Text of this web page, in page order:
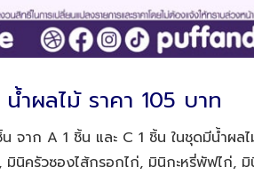
ำผลไม้ ราคา 105 บาท
าก A 1 ชิ้น และ C 1 ชิ้น ในชุดมีน้ำผล
นิครัวซองไส้กรอกไก่, มินิกะหรี่พัฟไก่,